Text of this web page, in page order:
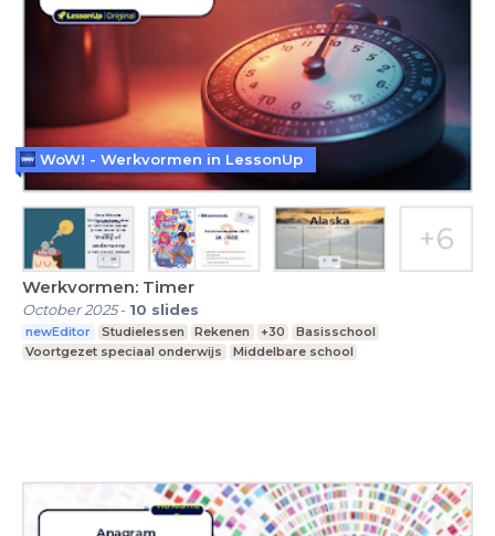
Werkvormen: Timer
October 2025- 10 slides
newEditor Studielessen Rekenen +30
Basisschool
Voortgezet speciaal onderwijs
Middelbare school
WoW! - Werkvormen in LessonUp